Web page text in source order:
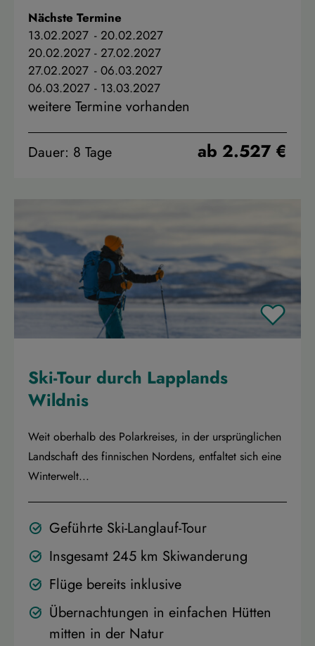
Nächste Termine
13.02.2027 - 20.02.2027
20.02.2027 - 27.02.2027
27.02.2027 - 06.03.2027
06.03.2027 - 13.03.2027
weitere Termine vorhanden
Dauer: 8 Tage ab 2.527 €
Ski-Tour durch Lapplands
Wildnis
Weit oberhalb des Polarkreises, in der ursprünglichen
Landschaft des finnischen Nordens, entfaltet sich eine
Winterwelt...
Geführte Ski-Langlauf-Tour
Insgesamt 245 km Skiwanderung
Flüge bereits inklusive
Übernachtungen in einfachen Hütten
mitten in der Natur